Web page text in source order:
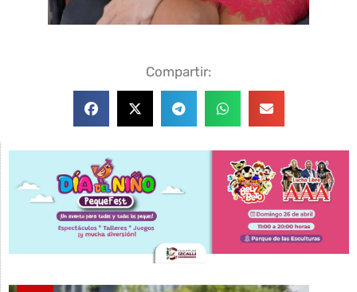
Compartir: